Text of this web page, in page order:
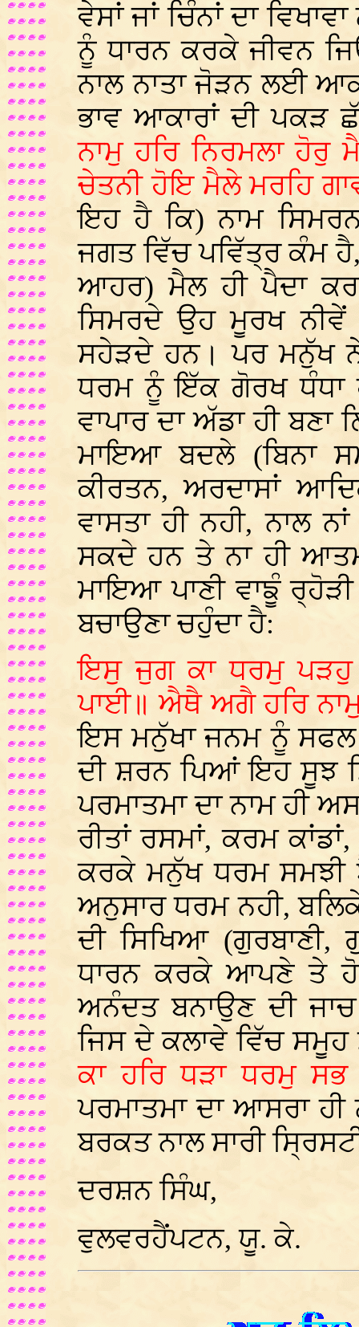
ਵੇਸਾਂ ਜਾਂ ਚਿੰਨਾਂ ਦਾ
ਨੂੰ ਧਾਰਨ ਕਰਕੇ ਜੀਵਨ
ਨਾਲ ਨਾਤਾ ਜੋੜਨ ਲਈ
ਭਾਵ ਆਕਾਰਾਂ ਦੀ ਪਕੜ
ਨਾਮੁ ਹਰਿ ਨਿਰਮਲਾ ਹੋਰੁ
ਚੇਤਨੀ ਹੋਇ ਮੈਲੇ ਮਰਹਿ
ਇਹ ਹੈ ਕਿ) ਨਾਮ
ਜਗਤ ਵਿੱਚ ਪਵਿੱਤ੍ਰ ਕੰਮ
ਆਹਰ) ਮੈਲ ਹੀ ਪੈਦਾ
ਸਿਮਰਦੇ ਉਹ ਮੂਰਖ
ਸਹੇੜਦੇ ਹਨ। ਪਰ ਮਨੁੱਖ
ਧਰਮ ਨੂੰ ਇੱਕ ਗੋਰਖ ਧੰਧਾ
ਵਾਪਾਰ ਦਾ ਅੱਡਾ ਹੀ
ਮਾਇਆ ਬਦਲੇ (ਬਿਨਾ
ਕੀਰਤਨ, ਅਰਦਾਸਾਂ
ਵਾਸਤਾ ਹੀ ਨਹੀ, ਨਾਲ
ਸਕਦੇ ਹਨ ਤੇ ਨਾ ਹੀ
ਮਾਇਆ ਪਾਣੀ ਵਾਙੂੰ
ਬਚਾਉਣਾ ਚਹੁੰਦਾ ਹੈ:
ਇਸੁ ਜੁਗ ਕਾ ਧਰਮੁ ਪੜਹੁ
ਪਾਈ॥ ਐਥੈ ਅਗੈ ਹਰਿ
ਇਸ ਮਨੁੱਖਾ ਜਨਮ ਨੂੰ
ਦੀ ਸ਼ਰਨ ਪਿਆਂ ਇਹ ਸੂਝ
ਪਰਮਾਤਮਾ ਦਾ ਨਾਮ ਹੀ
ਰੀਤਾਂ ਰਸਮਾਂ, ਕਰਮ
ਕਰਕੇ ਮਨੁੱਖ ਧਰਮ ਸਮਝੀ
ਅਨੁਸਾਰ ਧਰਮ ਨਹੀ,
ਦੀ ਸਿਖਿਆ
ਧਾਰਨ ਕਰਕੇ ਆਪਣੇ ਤੇ
ਅਨੰਦਤ ਬਨਾਉਣ ਦੀ
ਜਿਸ ਦੇ ਕਲਾਵੇ ਵਿੱਚ
ਕਾ ਹਰਿ ਧੜਾ ਧਰਮੁ ਸਭ
ਪਰਮਾਤਮਾ ਦਾ ਆਸਰਾ
ਬਰਕਤ ਨਾਲ ਸਾਰੀ
ਦਰਸ਼ਨ ਸਿੰਘ,
ਵੁਲਵਰਹੈਂਪਟਨ, ਯੂ. ਕੇ.